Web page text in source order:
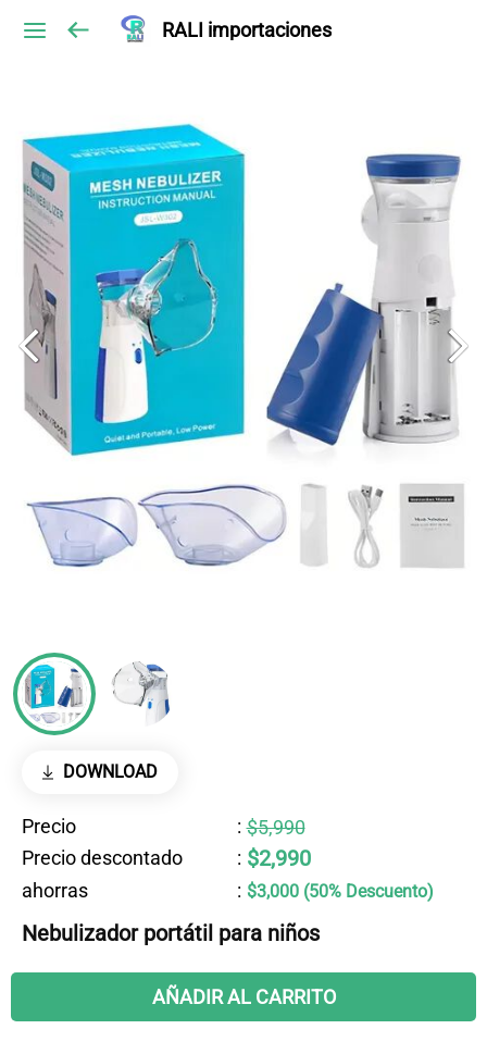
RALI importaciones
DOWNLOAD
Precio : $5,990
Precio descontado
: $2,990
ahorras : $3,000 (50% Descuento)
Nebulizador portátil para niños
AÑADIR AL CARRITO